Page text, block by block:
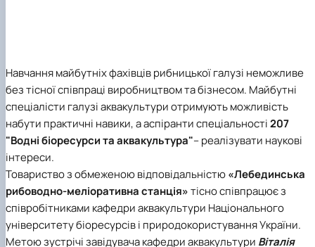
Навчання майбутніх фахівців рибницької галузі неможливе
без тісної співпраці виробництвом та бізнесом. Майбутні
спеціалісти галузі аквакультури отримують можливість
набути практичні навики, а аспіранти спеціальності207
"Водні біоресурси та аквакультура"– реалізувати наукові
інтереси.
Товариство з обмеженою відповідальністю«Лебединська
рибоводно-меліоративна станція»тісно співпрацює з
співробітниками кафедри аквакультури Національного
університету біоресурсів і природокористування України.
Метою зустрічі завідувача кафедри аквакультури Віталія